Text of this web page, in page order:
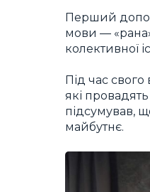
Перший
мови —
колективної
Під час
які
підсумував,
майбутнє.